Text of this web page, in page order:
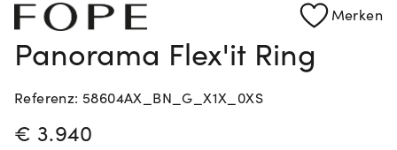
Merken
Panorama Flex'it Ring
Referenz: 58604AX_BN_G_X1X_0XS
PREISINFORMATIONEN
€ 3.940